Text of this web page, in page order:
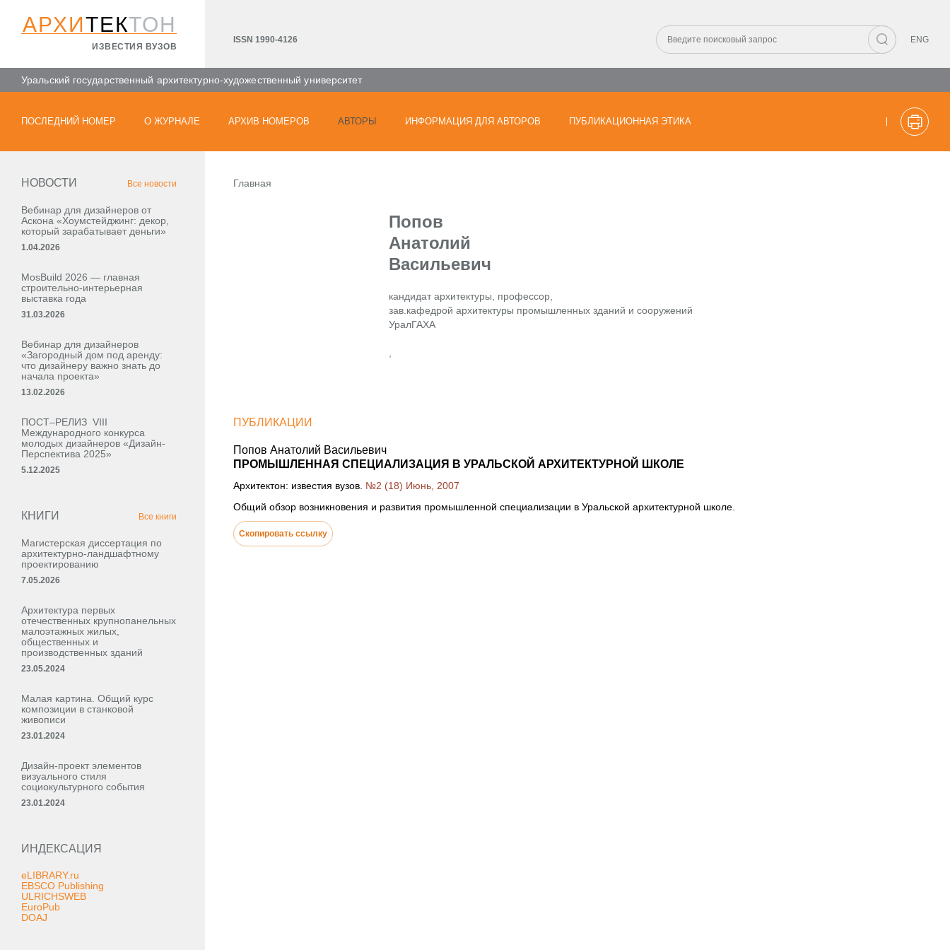
АРХИТЕКТОН
ИЗВЕСТИЯ ВУЗОВ
ISSN 1990-4126 ENG
Уральский государственный архитектурно-художественный университет
ПОСЛЕДНИЙ НОМЕР О ЖУРНАЛЕ АРХИВ НОМЕРОВ АВТОРЫ ИНФОРМАЦИЯ ДЛЯ АВТОРОВ ПУБЛИКАЦИОННАЯ ЭТИКА
НОВОСТИ Все новости
Вебинар для дизайнеров от
Аскона «Хоумстейджинг: декор,
который зарабатывает деньги»
1.04.2026
MosBuild 2026 — главная
строительно-интерьерная
выставка года
31.03.2026
Вебинар для дизайнеров
«Загородный дом под аренду:
что дизайнеру важно знать до
начала проекта»
13.02.2026
ПОСТ–РЕЛИЗ VIII
Международного конкурса
молодых дизайнеров «Дизайн-
Перспектива 2025»
5.12.2025
КНИГИ Все книги
Магистерская диссертация по
архитектурно-ландшафтному
проектированию
7.05.2026
Архитектура первых
отечественных крупнопанельных
малоэтажных жилых,
общественных и
производственных зданий
23.05.2024
Малая картина. Общий курс
композиции в станковой
живописи
23.01.2024
Дизайн-проект элементов
визуального стиля
социокультурного события
23.01.2024
ИНДЕКСАЦИЯ
eLIBRARY.ru
EBSCO Publishing
ULRICHSWEB
EuroPub
DOAJ
Главная
Попов
Анатолий
Васильевич
кандидат архитектуры, профессор,
зав.кафедрой архитектуры промышленных зданий и сооружений
УралГАХА
ПУБЛИКАЦИИ
Попов Анатолий Васильевич
ПРОМЫШЛЕННАЯ СПЕЦИАЛИЗАЦИЯ В УРАЛЬСКОЙ АРХИТЕКТУРНОЙ ШКОЛЕ
Архитектон: известия вузов. №2 (18) Июнь, 2007
Общий обзор возникновения и развития промышленной специализации в Уральской архитектурной школе.
Скопировать ссылку